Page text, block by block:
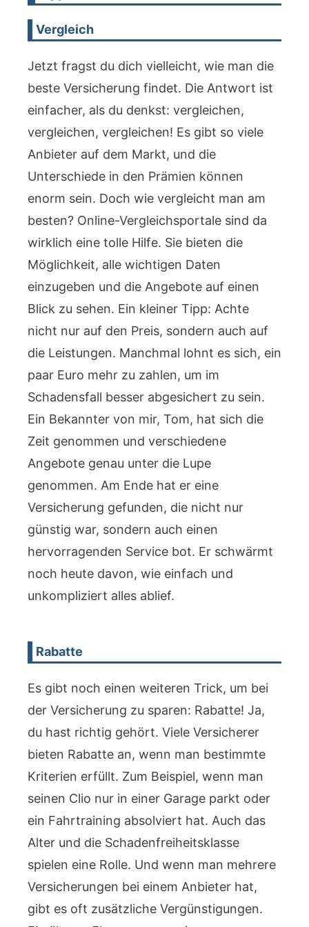
Vergleich
Jetzt fragst du dich vielleicht, wie man die
beste Versicherung findet. Die Antwort ist
einfacher, als du denkst: vergleichen,
vergleichen, vergleichen! Es gibt so viele
Anbieter auf dem Markt, und die
Unterschiede in den Prämien können
enorm sein. Doch wie vergleicht man am
besten? Online-Vergleichsportale sind da
wirklich eine tolle Hilfe. Sie bieten die
Möglichkeit, alle wichtigen Daten
einzugeben und die Angebote auf einen
Blick zu sehen. Ein kleiner Tipp: Achte
nicht nur auf den Preis, sondern auch auf
die Leistungen. Manchmal lohnt es sich, ein
paar Euro mehr zu zahlen, um im
Schadensfall besser abgesichert zu sein.
Ein Bekannter von mir, Tom, hat sich die
Zeit genommen und verschiedene
Angebote genau unter die Lupe
genommen. Am Ende hat er eine
Versicherung gefunden, die nicht nur
günstig war, sondern auch einen
hervorragenden Service bot. Er schwärmt
noch heute davon, wie einfach und
unkompliziert alles ablief.
Rabatte
Es gibt noch einen weiteren Trick, um bei
der Versicherung zu sparen: Rabatte! Ja,
du hast richtig gehört. Viele Versicherer
bieten Rabatte an, wenn man bestimmte
Kriterien erfüllt. Zum Beispiel, wenn man
seinen Clio nur in einer Garage parkt oder
ein Fahrtraining absolviert hat. Auch das
Alter und die Schadenfreiheitsklasse
spielen eine Rolle. Und wenn man mehrere
Versicherungen bei einem Anbieter hat,
gibt es oft zusätzliche Vergünstigungen.